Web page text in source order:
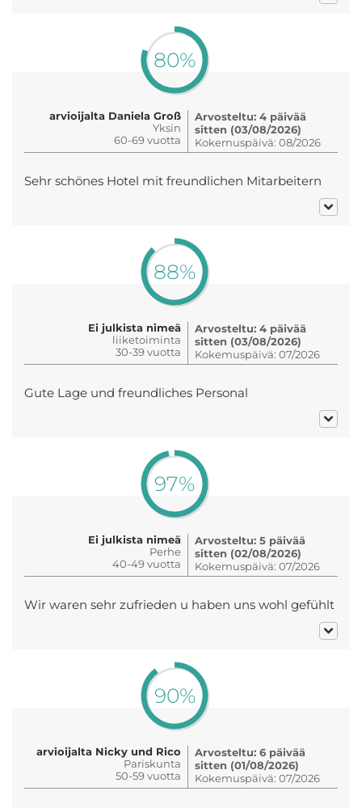
80%
arvioijalta Daniela Groß
Yksin
60-69 vuotta
Arvosteltu: 4 päivää
sitten (03/08/2026)
Kokemuspäivä: 08/2026
Sehr schönes Hotel mit freundlichen Mitarbeitern
88%
Ei julkista nimeä
liiketoiminta
30-39 vuotta
Arvosteltu: 4 päivää
sitten (03/08/2026)
Kokemuspäivä: 07/2026
Gute Lage und freundliches Personal
97%
Ei julkista nimeä
Perhe
40-49 vuotta
Arvosteltu: 5 päivää
sitten (02/08/2026)
Kokemuspäivä: 07/2026
Wir waren sehr zufrieden u haben uns wohl gefühlt
90%
arvioijalta Nicky und Rico
Pariskunta
50-59 vuotta
Arvosteltu: 6 päivää
sitten (01/08/2026)
Kokemuspäivä: 07/2026